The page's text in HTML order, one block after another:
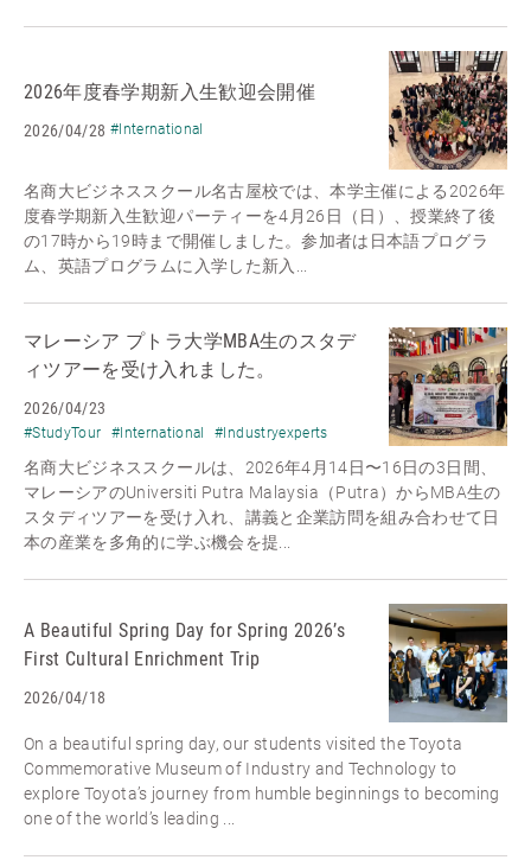
2026年度春学期新入生歓迎会開催
2026/04/28 #International
名商大ビジネススクール名古屋校では、本学主催による2026年
度春学期新入生歓迎パーティーを4月26日（日）、授業終了後
の17時から19時まで開催しました。参加者は日本語プログラ
ム、英語プログラムに入学した新入...
マレーシア プトラ大学MBA生のスタデ
ィツアーを受け入れました。
2026/04/23
#StudyTour #International #Industryexperts
名商大ビジネススクールは、2026年4月14日〜16日の3日間、
マレーシアのUniversiti Putra Malaysia（Putra）からMBA生の
スタディツアーを受け入れ、講義と企業訪問を組み合わせて日
本の産業を多角的に学ぶ機会を提...
A Beautiful Spring Day for Spring 2026’s
First Cultural Enrichment Trip
2026/04/18
On a beautiful spring day, our students visited the Toyota
Commemorative Museum of Industry and Technology to
explore Toyota’s journey from humble beginnings to becoming
one of the world’s leading ...